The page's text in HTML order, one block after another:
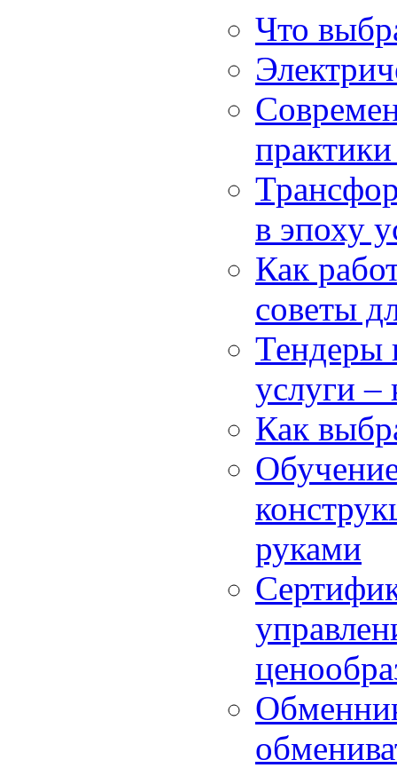
Что
в эпоху
Как
советы
Тендеры
услуги –
Как
руками